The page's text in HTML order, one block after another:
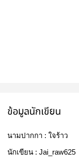
ข้อมูลนักเขียน
นามปากกา : ใจร้าว
นักเขียน : Jai_raw625